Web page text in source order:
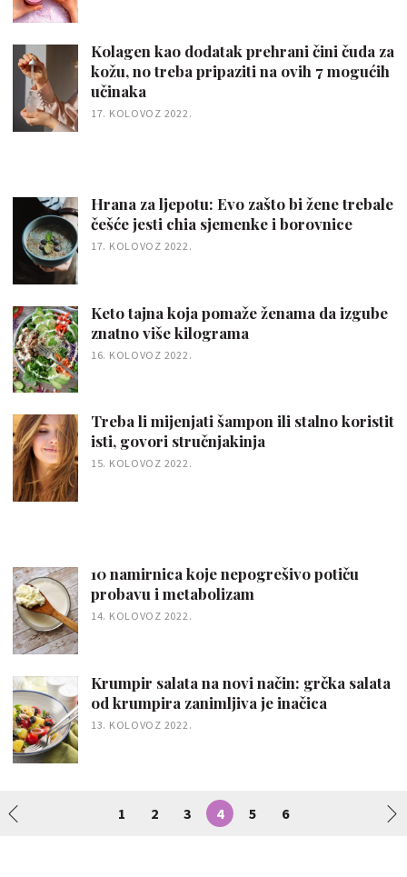
Kolagen kao dodatak prehrani čini čuda za
kožu, no treba pripaziti na ovih 7 mogućih
učinaka
17. KOLOVOZ 2022.
Hrana za ljepotu: Evo zašto bi žene trebale
češće jesti chia sjemenke i borovnice
17. KOLOVOZ 2022.
Keto tajna koja pomaže ženama da izgube
znatno više kilograma
16. KOLOVOZ 2022.
Treba li mijenjati šampon ili stalno koristit
isti, govori stručnjakinja
15. KOLOVOZ 2022.
10 namirnica koje nepogrešivo potiču
probavu i metabolizam
14. KOLOVOZ 2022.
Krumpir salata na novi način: grčka salata
od krumpira zanimljiva je inačica
13. KOLOVOZ 2022.
1 2 3 4 5 6